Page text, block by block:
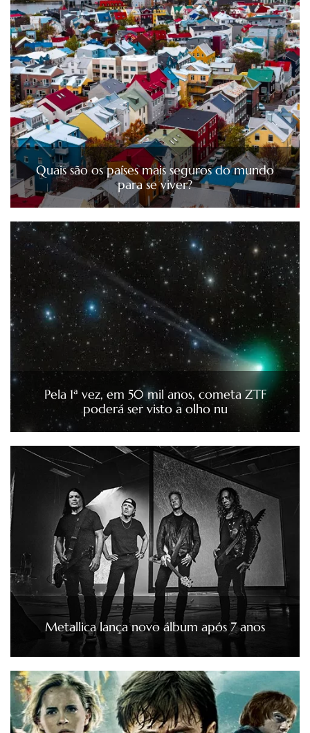
Quais são os países mais seguros do mundo
para se viver?
Pela 1ª vez, em 50 mil anos, cometa ZTF
poderá ser visto a olho nu
Metallica lança novo álbum após 7 anos